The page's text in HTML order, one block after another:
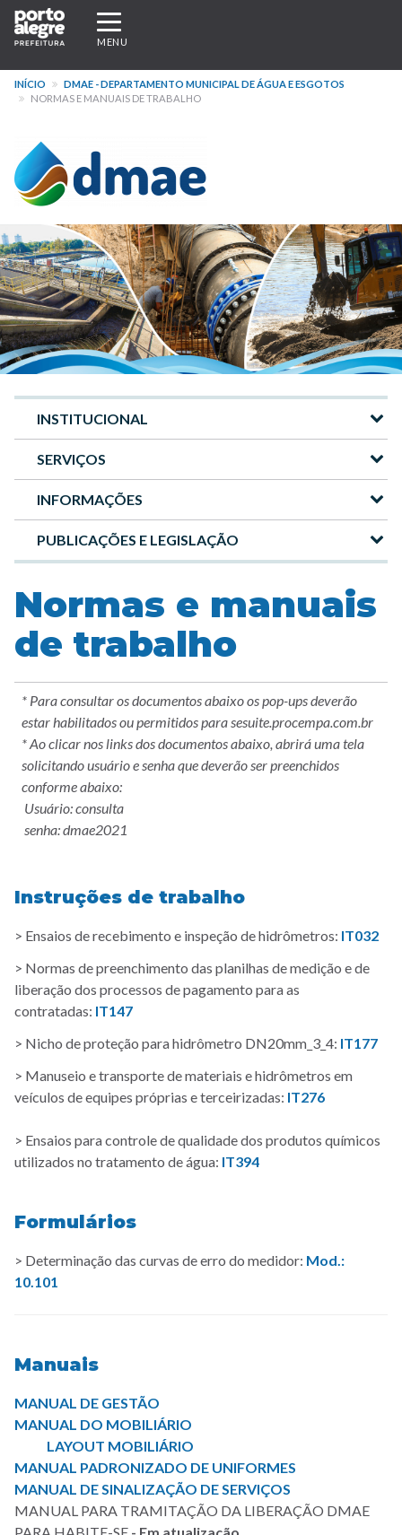
Pular
para
conteúdo
principal
Expandir/recolher
navegação
MENU
INÍCIO
DMAE - DEPARTAMENTO MUNICIPAL DE ÁGUA E ESGOTOS
NORMAS E MANUAIS DE TRABALHO
Menu
Site
DMAE
INSTITUCIONAL
SERVIÇOS
INFORMAÇÕES
PUBLICAÇÕES E LEGISLAÇÃO
Normas e manuais
de trabalho
* Para consultar os documentos abaixo os pop-ups deverão
estar habilitados ou permitidos para sesuite.procempa.com.br
* Ao clicar nos links dos documentos abaixo, abrirá uma tela
solicitando usuário e senha que deverão ser preenchidos
conforme abaixo:
Usuário: consulta
senha: dmae2021
Instruções de trabalho
> Ensaios de recebimento e inspeção de hidrômetros: IT032
> Normas de preenchimento das planilhas de medição e de
liberação dos processos de pagamento para as
contratadas: IT147
> Nicho de proteção para hidrômetro DN20mm_3_4: IT177
> Manuseio e transporte de materiais e hidrômetros em
veículos de equipes próprias e terceirizadas: IT276
> Ensaios para controle de qualidade dos produtos químicos
utilizados no tratamento de água: IT394
Formulários
> Determinação das curvas de erro do medidor: Mod.:
10.101
Manuais
MANUAL DE GESTÃO
MANUAL DO MOBILIÁRIO
LAYOUT MOBILIÁRIO
MANUAL PADRONIZADO DE UNIFORMES
MANUAL DE SINALIZAÇÃO DE SERVIÇOS
MANUAL PARA TRAMITAÇÃO DA LIBERAÇÃO DMAE